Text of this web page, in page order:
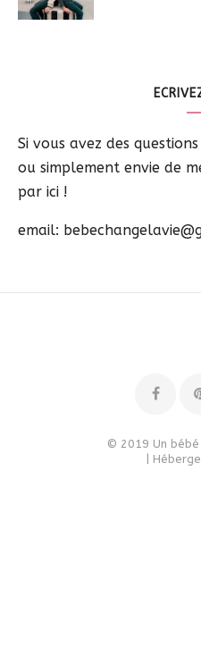
Si vous avez des
ou simplement envie de
par ici !
email:
© 2019 Un
|